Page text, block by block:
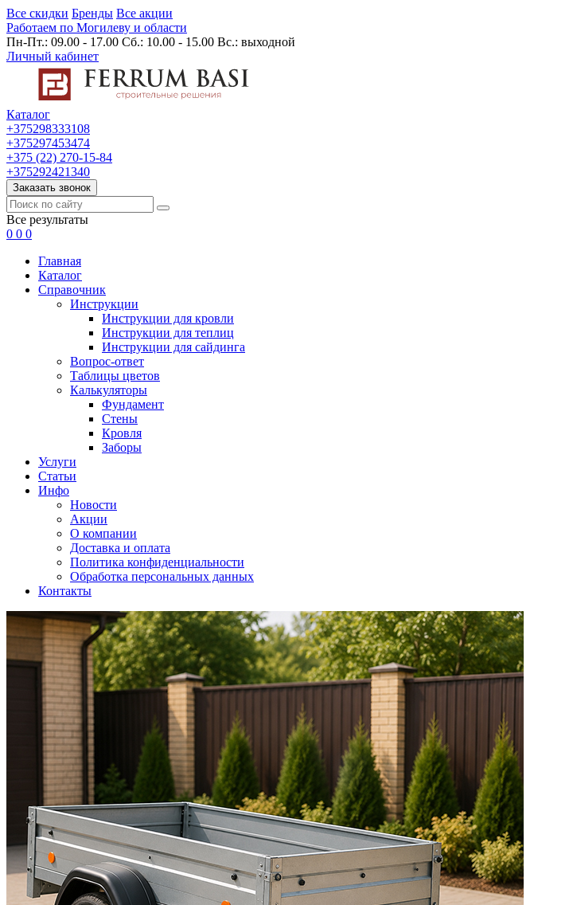
Все скидки Бренды Все акции
Работаем по Могилеву и области
Пн-Пт.: 09.00 - 17.00 Сб.: 10.00 - 15.00 Вс.: выходной
Личный кабинет
Каталог
+375298333108
+375297453474
+375 (22) 270-15-84
+375292421340
Заказать звонок
Все результаты
0 0 0
Главная
Каталог
Cправочник
Инструкции
Инструкции для кровли
Инструкции для теплиц
Инструкции для сайдинга
Вопрос-ответ
Таблицы цветов
Калькуляторы
Фундамент
Стены
Кровля
Заборы
Услуги
Статьи
Инфо
Новости
Акции
О компании
Доставка и оплата
Политика конфиденциальности
Обработка персональных данных
Контакты